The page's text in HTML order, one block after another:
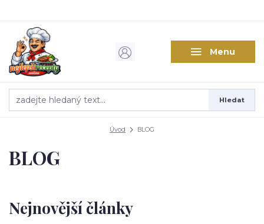
Menu
Hledat
Úvod BLOG
BLOG
Nejnovější články